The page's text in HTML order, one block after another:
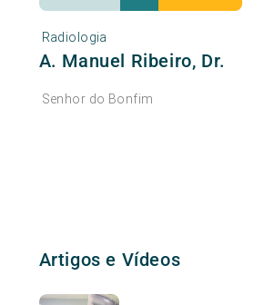
Radiologia
A. Manuel Ribeiro, Dr.
Senhor do Bonfim
Artigos e Vídeos